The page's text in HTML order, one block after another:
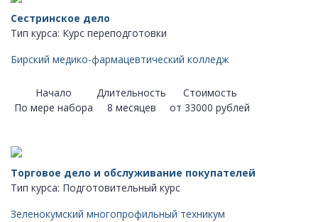
Сестринское дело
Тип курса: Курс переподготовки
Бирский медико-фармацевтический колледж
Начало
По мере набора
Длительность
8 месяцев
Стоимость
от 33000 рублей
Торговое дело и обслуживание покупателей
Тип курса: Подготовительный курс
Зеленокумский многопрофильный техникум